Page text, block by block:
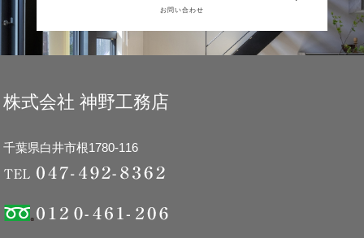
お問い合わせ
株式会社 神野工務店
千葉県白井市根1780-116